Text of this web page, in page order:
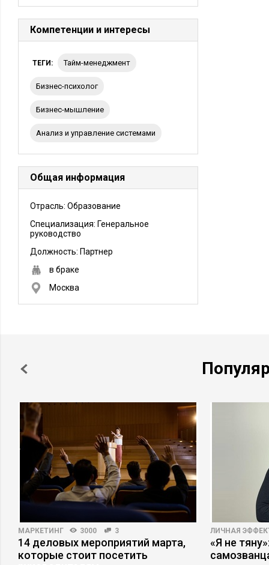
Компетенции и интересы
ТЕГИ: тайм-менеджмент
бизнес-психолог
Бизнес-мышление
анализ и управление системами
Общая информация
Отрасль: Образование
Специализация: Генеральное
руководство
Должность: Партнер
в браке
Москва
МАРКЕТИНГ 3000 3
14 деловых мероприятий марта,
которые стоит посетить
ЛИЧНАЯ
«Я не